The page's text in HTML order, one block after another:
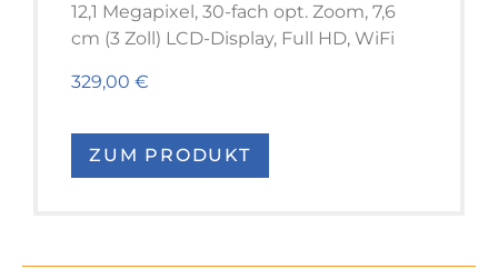
12,1 Megapixel, 30-fach opt. Zoom, 7,6
cm (3 Zoll) LCD-Display, Full HD, WiFi
329,00 €
ZUM PRODUKT